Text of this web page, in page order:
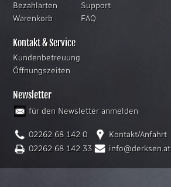
Bezahlarten
Warenkorb
Support
FAQ
Kontakt & Service
Kundenbetreuung
Öffnungszeiten
Newsletter
für den Newsletter anmelden
02262 68 142 0
Kontakt/Anfahrt
02262 68 142 33
info@derksen.at